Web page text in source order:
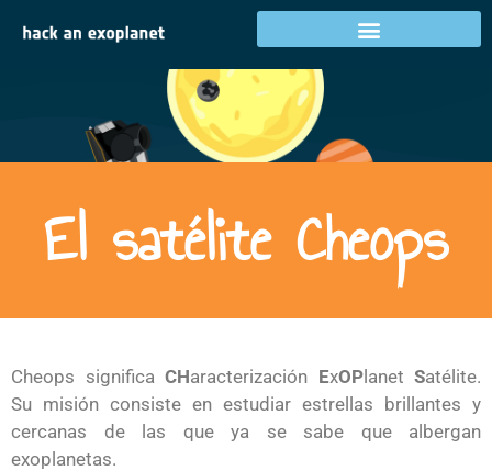
El satélite Cheops
Cheops significa CHaracterización ExOPlanet Satélite.
Su misión consiste en estudiar estrellas brillantes y
cercanas de las que ya se sabe que albergan
exoplanetas.